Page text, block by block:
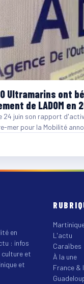
Ultramarins ont
de LADOM en
24 juin son rapport
mer pour la Mobilité
en
: infos
et
et
L'actu
Caraïbes
À la une
France &